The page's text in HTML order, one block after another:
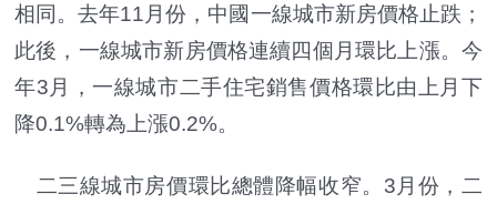
相同。去年11月份，中國一線城市新房價格止跌；
此後，一線城市新房價格連續四個月環比上漲。今
年3月，一線城市二手住宅銷售價格環比由上月下
降0.1%轉為上漲0.2%。
二三線城市房價環比總體降幅收窄。3月份，二